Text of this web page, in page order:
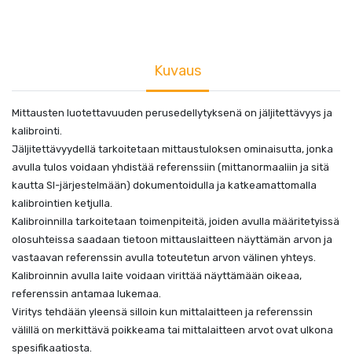
Kuvaus
Mittausten luotettavuuden perusedellytyksenä on jäljitettävyys ja
kalibrointi.
Jäljitettävyydellä tarkoitetaan mittaustuloksen ominaisutta, jonka
avulla tulos voidaan yhdistää referenssiin (mittanormaaliin ja sitä
kautta SI-järjestelmään) dokumentoidulla ja katkeamattomalla
kalibrointien ketjulla.
Kalibroinnilla tarkoitetaan toimenpiteitä, joiden avulla määritetyissä
olosuhteissa saadaan tietoon mittauslaitteen näyttämän arvon ja
vastaavan referenssin avulla toteutetun arvon välinen yhteys.
Kalibroinnin avulla laite voidaan virittää näyttämään oikeaa,
referenssin antamaa lukemaa.
Viritys tehdään yleensä silloin kun mittalaitteen ja referenssin
välillä on merkittävä poikkeama tai mittalaitteen arvot ovat ulkona
spesifikaatiosta.